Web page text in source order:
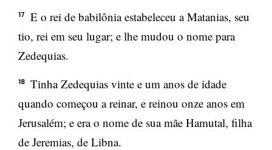
17
E o rei de babilônia estabeleceu a Matanias, seu
tio, rei em seu lugar; e lhe mudou o nome para
Zedequias.
18
Tinha Zedequias vinte e um anos de idade
quando começou a reinar, e reinou onze anos em
Jerusalém; e era o nome de sua mãe Hamutal, filha
de Jeremias, de Libna.